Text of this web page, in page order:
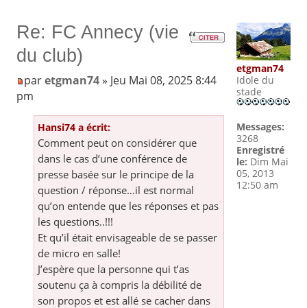
Re: FC Annecy (vie
du club)
paretgman74» Jeu Mai 08, 2025 8:44
pm
Hansi74 a écrit:
Comment peut on considérer que
dans le cas d’une conférence de
presse basée sur le principe de la
question / réponse…il est normal
qu’on entende que les réponses et pas
les questions..!!!
Et qu’il était envisageable de se passer
de micro en salle!
J’espère que la personne qui t’as
soutenu ça à compris la débilité de
son propos et est allé se cacher dans
etgman74
Idole du
stade
Messages:
3268
Enregistré
le: Dim Mai
05, 2013
12:50 am